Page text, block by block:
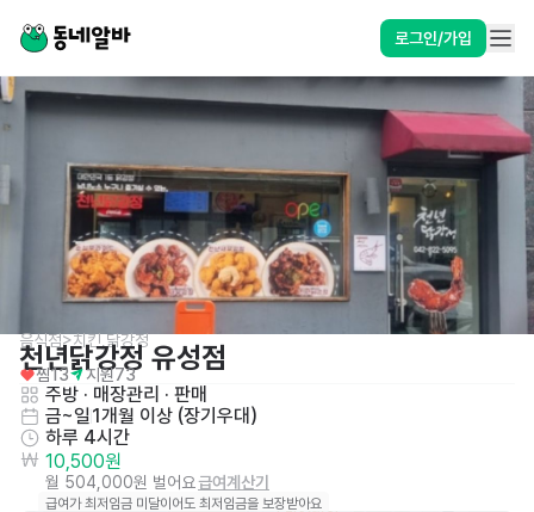
로그인/가입
음식점>치킨,닭강정
천년닭강정 유성점
찜13 지원73
주방 · 매장관리 · 판매
금~일1개월 이상 (장기우대)
하루 4시간
10,500원
월 504,000원 벌어요급여계산기
급여가 최저임금 미달이어도 최저임금을 보장받아요